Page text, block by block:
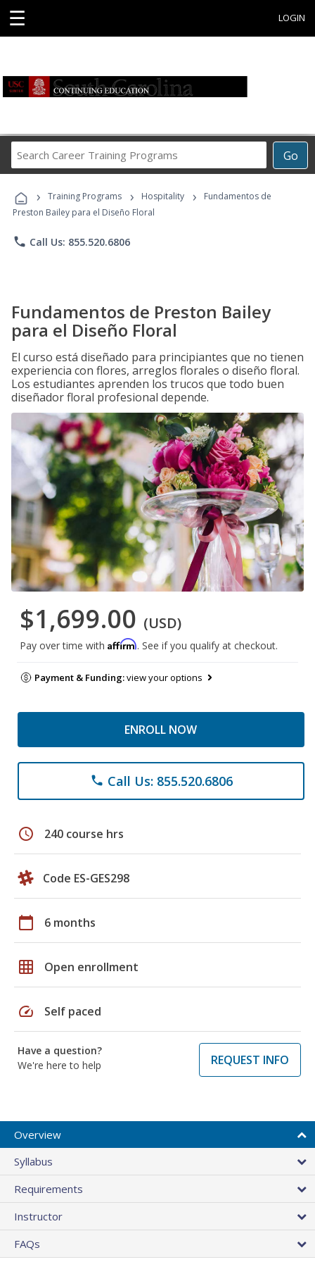
☰ LOGIN
Go
Career
Programs
› Training Programs › Hospitality ›
Fundamentos de
Preston Bailey para el Diseño Floral
phone Call Us: 855.520.6806
Fundamentos de Preston Bailey
para el Diseño Floral
El curso está diseñado para principiantes que no tienen
experiencia con flores, arreglos florales o diseño floral.
Los estudiantes aprenden los trucos que todo buen
diseñador floral profesional depende.
$1,699.00 (USD)
Pay over time with Affirm. See if you qualify at checkout.
Payment & Funding:view your options
ENROLL NOW
phone Call Us: 855.520.6806
schedule 240 course hrs
Code ES-GES298
calendar_today 6 months
grid_on Open enrollment
speed Self paced
Have a question?
We're here to help
REQUEST INFO
Overview
Syllabus
Requirements
Instructor
FAQs